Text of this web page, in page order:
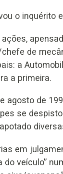
o inquérito
de
a
a primeira.
agosto de
se
em
do veículo”